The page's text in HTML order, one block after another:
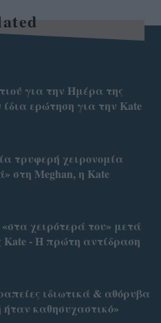
για την Ημέρα της
ερώτηση για την Kate
τρυφερή χειρονομία
στη Meghan, η Kate
χειρότερά του» μετά
Kate - Η πρώτη αντίδραση
ιδιωτικά & αθόρυβα
καθησυχαστικό»